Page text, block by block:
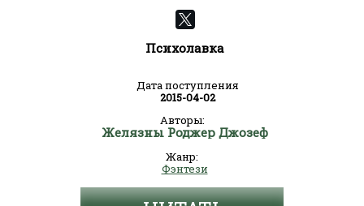
Психолавка
Дата поступления
2015-04-02
Авторы:
Желязны Роджер Джозеф
Жанр:
Фэнтези